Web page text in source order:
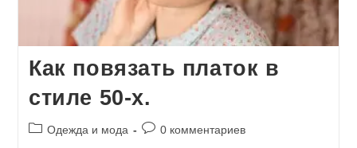
Как повязать платок в
стиле 50-х.
Рубрика
Одежда и мода
Комментарии
0 комментариев